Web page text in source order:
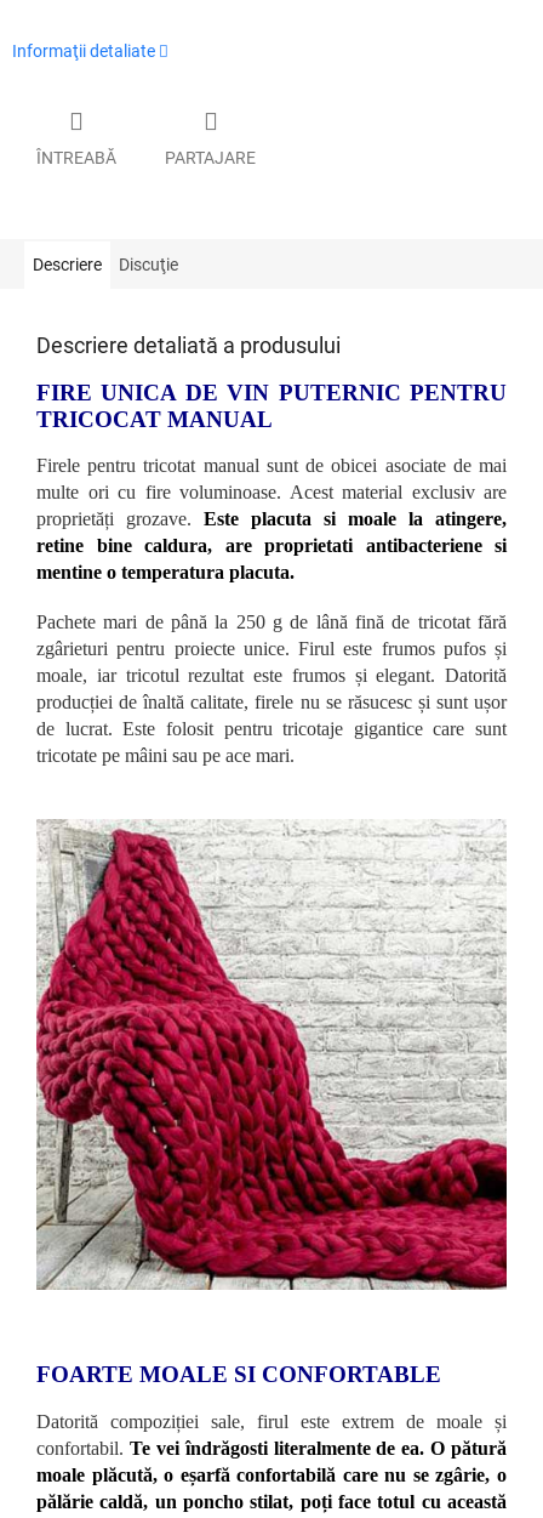
Informaţii detaliate
ÎNTREABĂ PARTAJARE
Descriere Discuţie
Descriere detaliată a produsului
FIRE UNICA DE VIN PUTERNIC PENTRU
TRICOCAT MANUAL
Firele pentru tricotat manual sunt de obicei asociate de mai
multe ori cu fire voluminoase. Acest material exclusiv are
proprietăți grozave. Este placuta si moale la atingere,
retine bine caldura, are proprietati antibacteriene si
mentine o temperatura placuta.
Pachete mari de până la 250 g de lână fină de tricotat fără
zgârieturi pentru proiecte unice. Firul este frumos pufos și
moale, iar tricotul rezultat este frumos și elegant. Datorită
producției de înaltă calitate, firele nu se răsucesc și sunt ușor
de lucrat. Este folosit pentru tricotaje gigantice care sunt
tricotate pe mâini sau pe ace mari.
FOARTE MOALE SI CONFORTABLE
Datorită compoziției sale, firul este extrem de moale și
confortabil. Te vei îndrăgosti literalmente de ea. O pătură
moale plăcută, o eșarfă confortabilă care nu se zgârie, o
pălărie caldă, un poncho stilat, poți face totul cu această